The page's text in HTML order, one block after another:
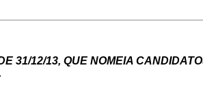
31/12/13, QUE NOMEIA